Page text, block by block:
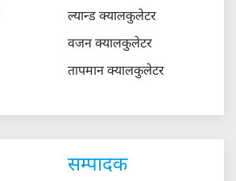
ल्यान्ड क्यालकुलेटर
वजन क्यालकुलेटर
तापमान क्यालकुलेटर
सम्पादक